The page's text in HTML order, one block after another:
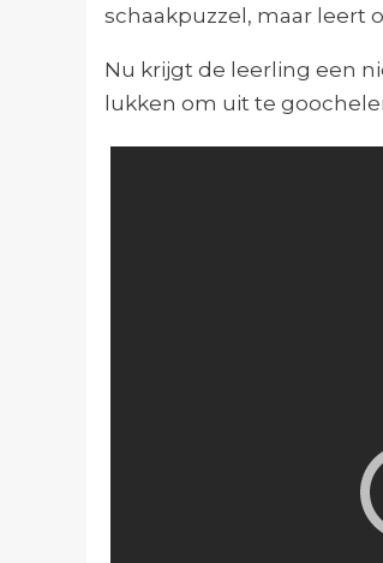
schaakpuzzel, maar leert
Nu krijgt de leerling een
lukken om uit te